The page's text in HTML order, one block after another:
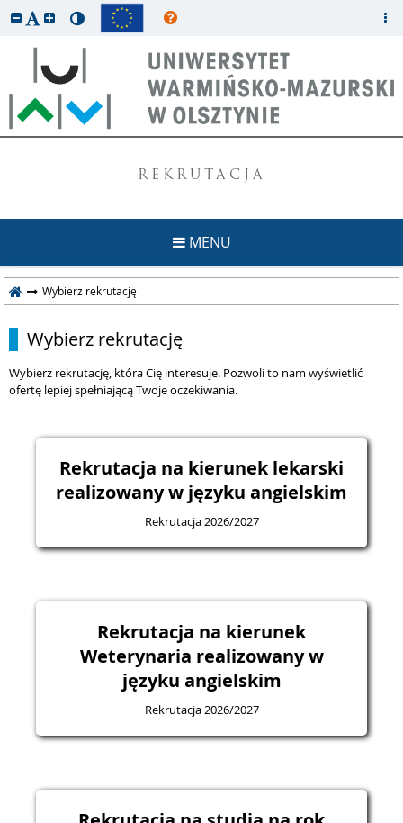
REKRUTACJA
MENU
Wybierz rekrutację
Wybierz rekrutację
Wybierz rekrutację, która Cię interesuje. Pozwoli to nam wyświetlić
ofertę lepiej spełniającą Twoje oczekiwania.
Rekrutacja na kierunek lekarski
realizowany w języku angielskim
Rekrutacja 2026/2027
Rekrutacja na kierunek
Weterynaria realizowany w
języku angielskim
Rekrutacja 2026/2027